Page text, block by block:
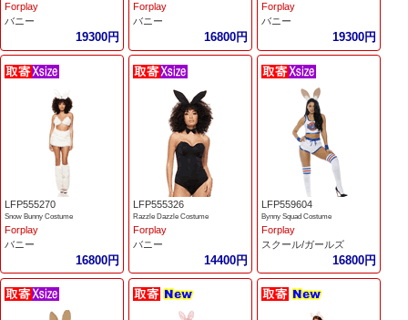
Forplay
バニー
19300円
Forplay
バニー
16800円
Forplay
バニー
19300円
LFP555270
Snow Bunny Costume
Forplay
バニー
16800円
LFP555326
Razzle Dazzle Costume
Forplay
バニー
14400円
LFP559604
Bynny Squad Costume
Forplay
スクール/ガールズ
16800円